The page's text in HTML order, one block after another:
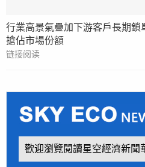
行業高景氣疊加下游客戶長期
搶佔市場份額
链接阅读
歡迎瀏覽閱讀星空經濟新聞